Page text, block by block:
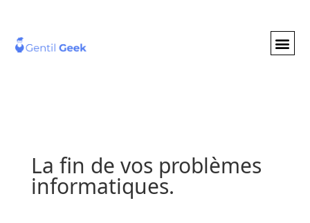
La fin de vos problèmes
informatiques.